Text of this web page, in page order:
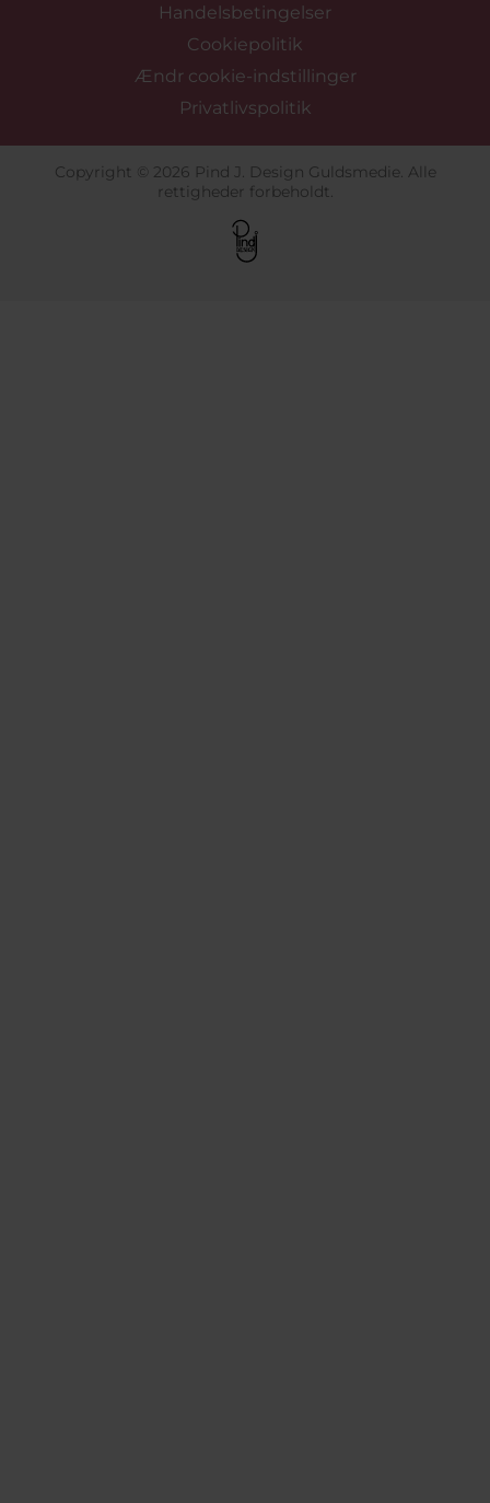
Handelsbetingelser
Cookiepolitik
Ændr cookie-indstillinger
Privatlivspolitik
Copyright © 2026 Pind J. Design Guldsmedie. Alle
rettigheder forbeholdt.